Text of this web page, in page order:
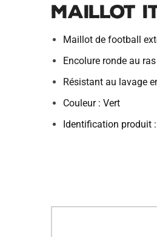
Maillot
Maillot de football
Encolure ronde au
Résistant au lavage
Couleur : Vert
Identification produit